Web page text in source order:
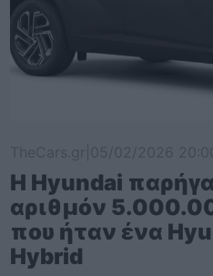
Η Hyundai
αριθμόν
που ήταν ένα
Hybrid